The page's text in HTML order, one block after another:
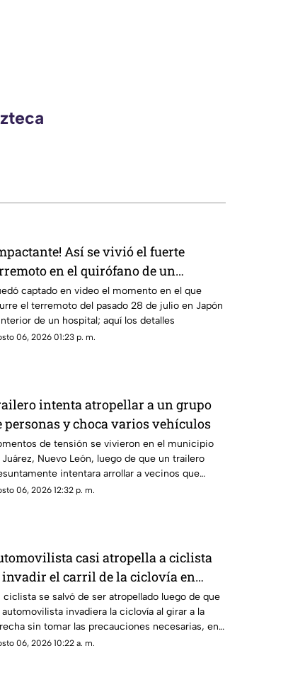
Así se vivió el fuerte
en el quirófano de un
captado en video el momento en el que
el terremoto del pasado 28 de julio en Japón
de un hospital; aquí los detalles
06, 2026 01:23 p. m.
intenta atropellar a un grupo
personas y choca varios vehículos
de tensión se vivieron en el municipio
Nuevo León, luego de que un trailero
intentara arrollar a vecinos que
la avenida San Roque, en el cuarto
06, 2026 12:32 p. m.
casi atropella a ciclista
el carril de la ciclovía en
ciclista se salvó de ser atropellado luego de que
automovilista invadiera la ciclovía al girar a la
sin tomar las precauciones necesarias, en
Jalisco
06, 2026 10:22 a. m.